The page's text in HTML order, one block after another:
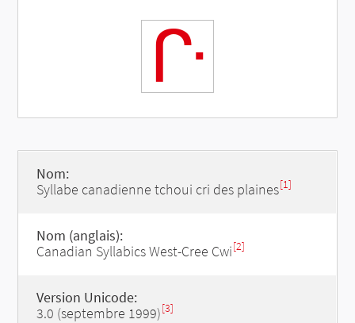
ᒕ
Nom:
Syllabe canadienne tchoui cri des plaines[1]
Nom (anglais):
Canadian Syllabics West-Cree Cwi[2]
Version Unicode:
3.0 (septembre 1999)[3]